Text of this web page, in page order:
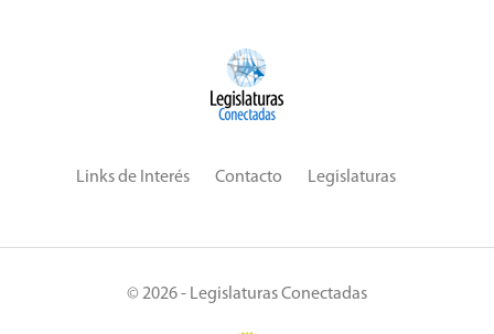
Links de Interés Contacto Legislaturas
© 2026 - Legislaturas Conectadas